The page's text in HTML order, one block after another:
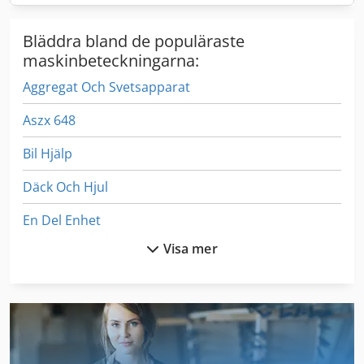
Bläddra bland de populäraste
maskinbeteckningarna:
Aggregat Och Svetsapparat
Aszx 648
Bil Hjälp
Däck Och Hjul
En Del Enhet
Fönstret För
Gear Mätmaskin
Visa mer